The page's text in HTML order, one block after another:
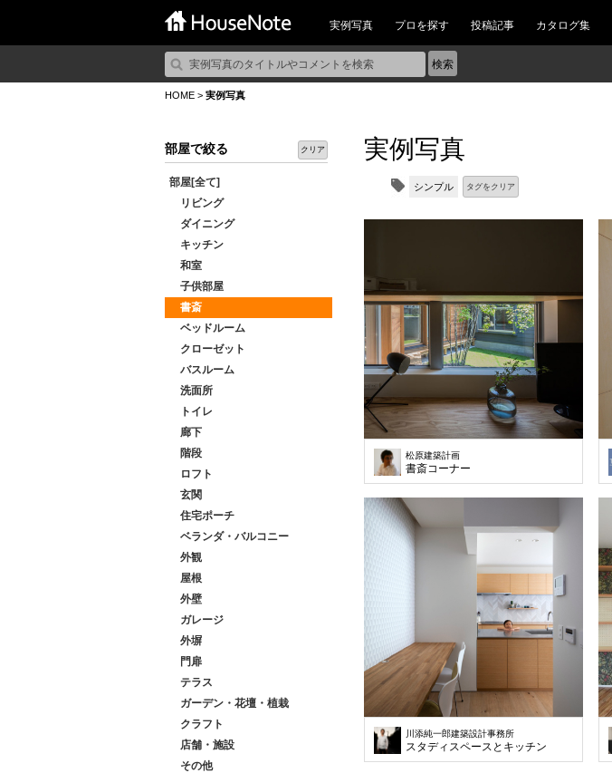
実例写真 プロを探す 投稿記事 カタログ集
HOME > 実例写真
部屋で絞る クリア
部屋[全て]
リビング
ダイニング
キッチン
和室
子供部屋
書斎
ベッドルーム
クローゼット
バスルーム
洗面所
トイレ
廊下
階段
ロフト
玄関
住宅ポーチ
ベランダ・バルコニー
外観
屋根
外壁
ガレージ
外塀
門扉
テラス
ガーデン・花壇・植栽
クラフト
店舗・施設
その他
実例写真
シンプル タグをクリア
松原建築計画
書斎コーナー
川添純一郎建築設計事務所
スタディスペースとキッチン